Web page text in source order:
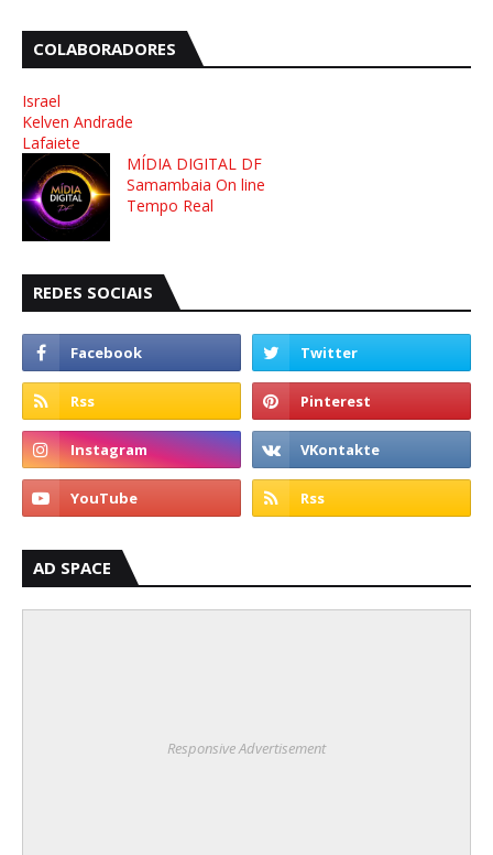
COLABORADORES
Israel
Kelven Andrade
Lafaiete
MÍDIA DIGITAL DF
Samambaia On line
Tempo Real
REDES SOCIAIS
AD SPACE
Responsive Advertisement